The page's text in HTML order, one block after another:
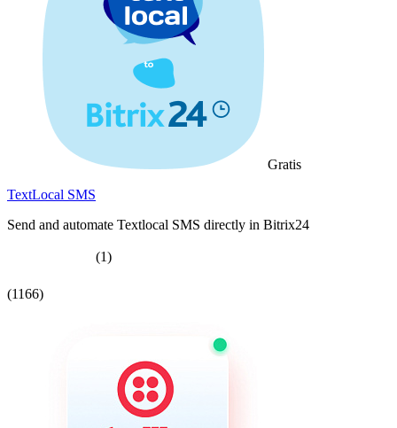
Gratis
TextLocal SMS
Send and automate Textlocal SMS directly in Bitrix24
(1)
(1166)